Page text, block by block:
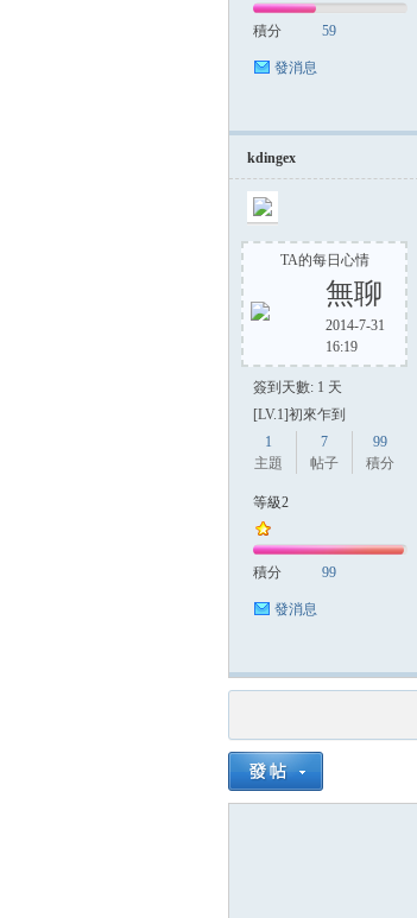
積分 59
發消息
kdingex
TA的每日心情
無聊
2014-7-31
16:19
簽到天數: 1 天
[LV.1]初來乍到
1
主題
7
帖子
99
積分
等級2
積分 99
發消息